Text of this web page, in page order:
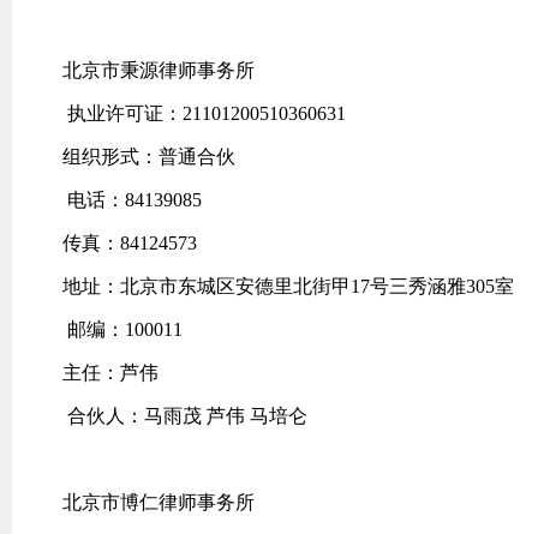
北京市秉源律师事务所
执业许可证：21101200510360631
组织形式：普通合伙
电话：84139085
传真：84124573
地址：北京市东城区安德里北街甲17号三秀涵雅305室
邮编：100011
主任：芦伟
合伙人：马雨茂 芦伟 马培仑
北京市博仁律师事务所